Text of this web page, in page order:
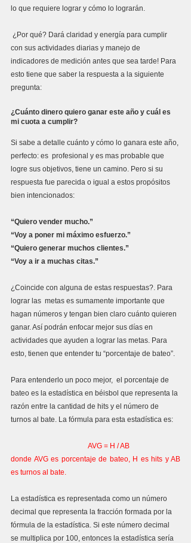
lo que requiere lograr y cómo lo lograrán.
con sus actividades diarias y manejo de
indicadores de medición antes que sea tarde! Para
esto tiene que saber la respuesta a la siguiente
pregunta:
¿Cuánto dinero quiero ganar este año y cuál es
mi cuota a cumplir?
Si sabe a detalle cuánto y cómo lo ganara este año,
perfecto: es  profesional y es mas probable que
logre sus objetivos, tiene un camino. Pero si su
respuesta fue parecida o igual a estos propósitos
bien intencionados:
“Quiero vender mucho.”
“Voy a poner mi máximo esfuerzo.”
“Quiero generar muchos clientes.”
“Voy a ir a muchas citas.”
¿Coincide con alguna de estas respuestas?. Para
lograr las  metas es sumamente importante que
hagan números y tengan bien claro cuánto quieren
ganar. Así podrán enfocar mejor sus días en
actividades que ayuden a lograr las metas. Para
esto, tienen que entender tu “porcentaje de bateo”.
Para entenderlo un poco mejor,  el porcentaje de
bateo es la estadística en béisbol que representa la
razón entre la cantidad de hits y el número de
turnos al bate. La fórmula para esta estadística es:
                                           AVG = H / AB
donde AVG es porcentaje de bateo, H es hits y AB
es turnos al bate.
La estadística es representada como un número
decimal que representa la fracción formada por la
fórmula de la estadística. Si este número decimal
se multiplica por 100, entonces la estadística sería